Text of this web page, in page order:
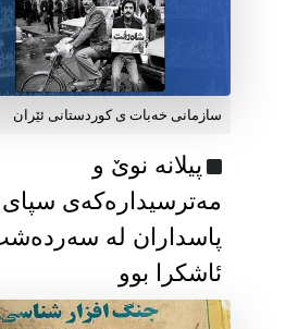
سازمانی خەبات ی كوردستانی ئێران
پیلانە نوێ و
مەترسیدارەکەی سپای
پاسداران لە
ئاشکرا بوو